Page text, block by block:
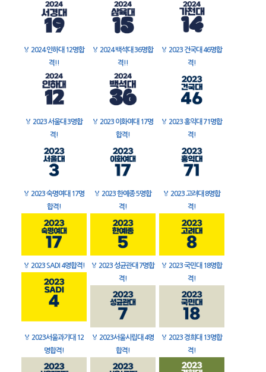
🏅 2024 인하대 12명합
격!!
🏅 2024 백석대 36명합
격!!
🏅 2023 건국대 46명합
격!
🏅 2023 서울대 3명합
격!
🏅 2023 이화여대 17명
합격!
🏅 2023 홍익대 71명합
격!
🏅 2023 숙명여대 17명
합격!
🏅 2023 한예종 5명합
격!
🏅 2023 고려대 8명합
격!
🏅 2023 SADI 4명합격! 🏅 2023 성균관대 7명합
격!
🏅 2023 국민대 18명합
격!
🏅 2023서울과기대 12
명합격!
🏅 2023서울시립대 4명
합격!
🏅 2023 경희대 13명합
격!